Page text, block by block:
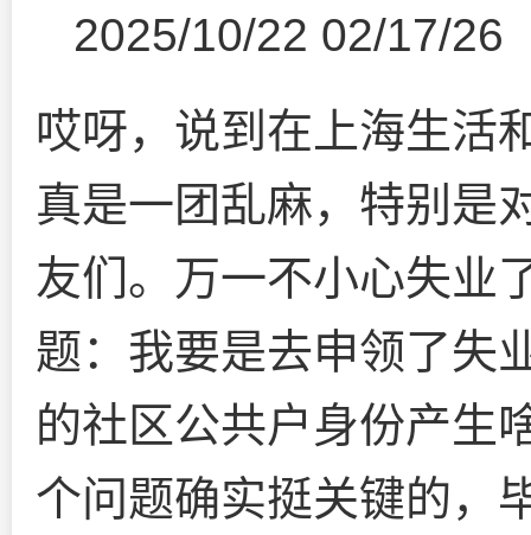
2025/10/22 02/17/26
哎呀，说到在上海生活
真是一团乱麻，特别是
友们。万一不小心失业
题：我要是去申领了失
的社区公共户身份产生
个问题确实挺关键的，